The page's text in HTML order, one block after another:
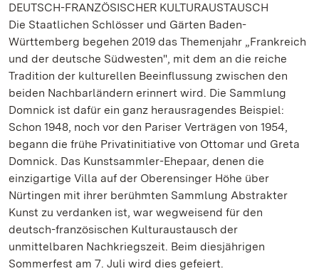
DEUTSCH-FRANZÖSISCHER KULTURAUSTAUSCH
Die Staatlichen Schlösser und Gärten Baden-
Württemberg begehen 2019 das Themenjahr „Frankreich
und der deutsche Südwesten", mit dem an die reiche
Tradition der kulturellen Beeinflussung zwischen den
beiden Nachbarländern erinnert wird. Die Sammlung
Domnick ist dafür ein ganz herausragendes Beispiel:
Schon 1948, noch vor den Pariser Verträgen von 1954,
begann die frühe Privatinitiative von Ottomar und Greta
Domnick. Das Kunstsammler-Ehepaar, denen die
einzigartige Villa auf der Oberensinger Höhe über
Nürtingen mit ihrer berühmten Sammlung Abstrakter
Kunst zu verdanken ist, war wegweisend für den
deutsch-französischen Kulturaustausch der
unmittelbaren Nachkriegszeit. Beim diesjährigen
Sommerfest am 7. Juli wird dies gefeiert.